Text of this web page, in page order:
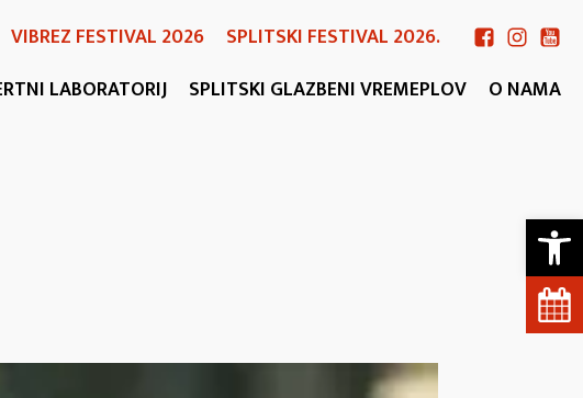
VIBREZ FESTIVAL 2026
SPLITSKI FESTIVAL 2026.
LABORATORIJ SPLITSKI GLAZBENI VREMEPLOV O NAMA